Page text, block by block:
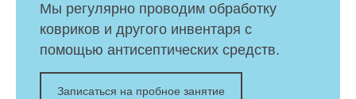
Мы регулярно проводим обработку
ковриков и другого инвентаря с
помощью антисептических средств.
Записаться на пробное занятие